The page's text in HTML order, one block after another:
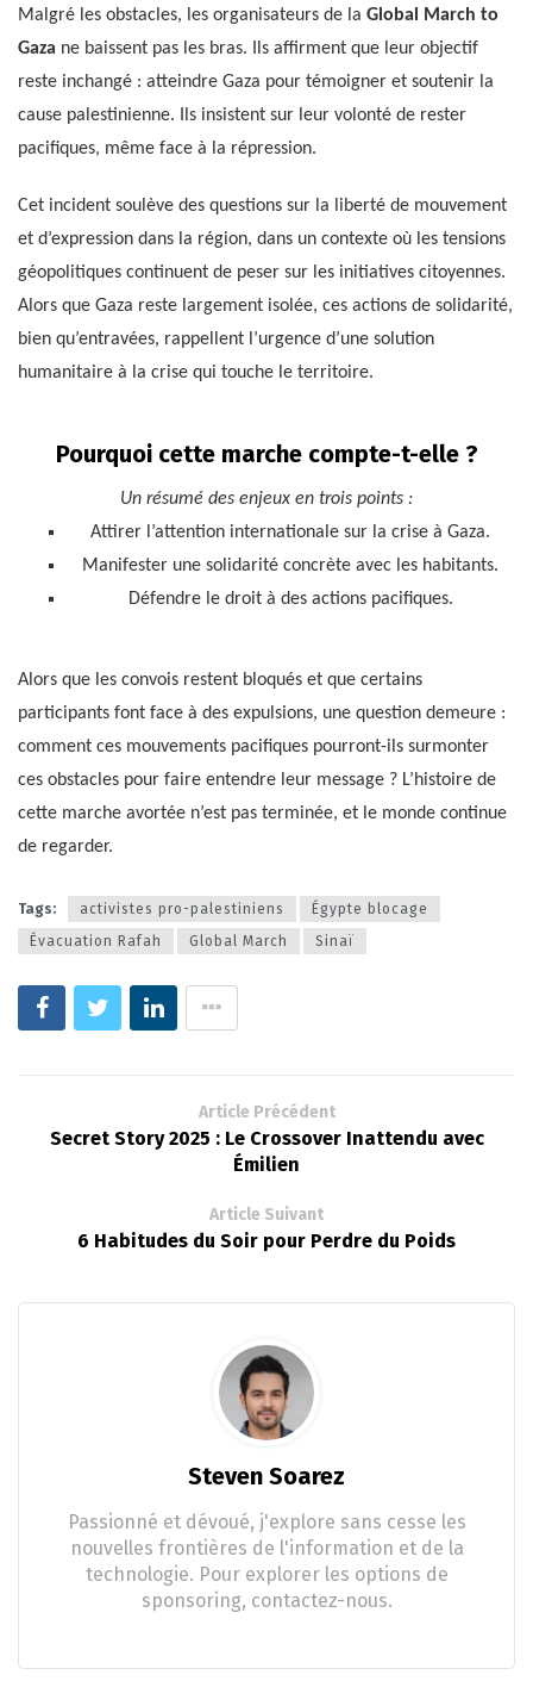
Malgré les obstacles, les organisateurs de la Global March to
Gaza ne baissent pas les bras. Ils affirment que leur objectif
reste inchangé : atteindre Gaza pour témoigner et soutenir la
cause palestinienne. Ils insistent sur leur volonté de rester
pacifiques, même face à la répression.
Cet incident soulève des questions sur la liberté de mouvement
et d’expression dans la région, dans un contexte où les tensions
géopolitiques continuent de peser sur les initiatives citoyennes.
Alors que Gaza reste largement isolée, ces actions de solidarité,
bien qu’entravées, rappellent l’urgence d’une solution
humanitaire à la crise qui touche le territoire.
Pourquoi cette marche compte-t-elle ?
Un résumé des enjeux en trois points :
Attirer l’attention internationale sur la crise à Gaza.
Manifester une solidarité concrète avec les habitants.
Défendre le droit à des actions pacifiques.
Alors que les convois restent bloqués et que certains
participants font face à des expulsions, une question demeure :
comment ces mouvements pacifiques pourront-ils surmonter
ces obstacles pour faire entendre leur message ? L’histoire de
cette marche avortée n’est pas terminée, et le monde continue
de regarder.
Tags: activistes pro-palestiniens
Égypte blocage
Évacuation Rafah
Global March Sinaï
Article Précédent
Secret Story 2025 : Le Crossover Inattendu avec
Émilien
Article Suivant
6 Habitudes du Soir pour Perdre du Poids
Steven Soarez
Passionné et dévoué, j'explore sans cesse les
nouvelles frontières de l'information et de la
technologie. Pour explorer les options de
sponsoring, contactez-nous.